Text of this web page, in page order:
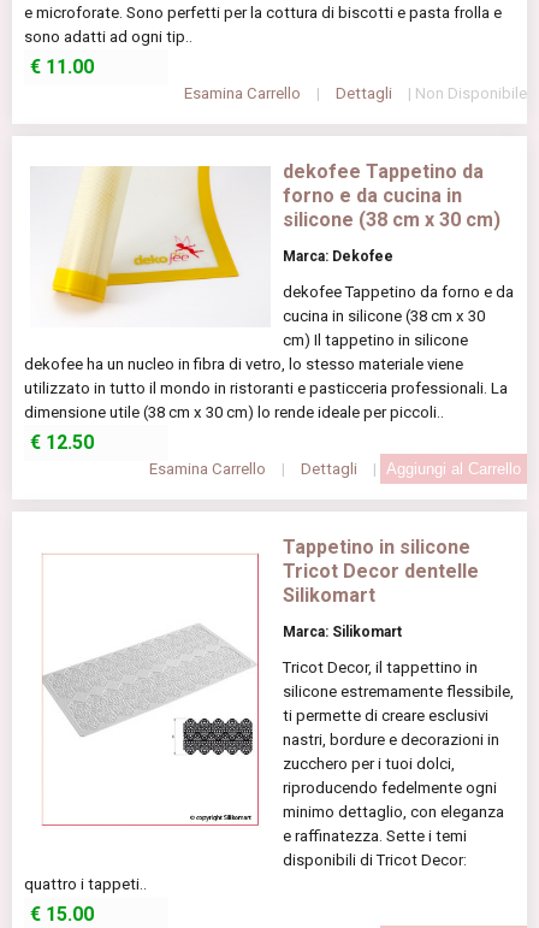
e microforate. Sono perfetti per la cottura di biscotti e pasta frolla e
sono adatti ad ogni tip..
€ 11.00
Esamina Carrello | Dettagli | Non Disponibile
dekofee Tappetino da
forno e da cucina in
silicone (38 cm x 30 cm)
Marca: Dekofee
dekofee Tappetino da forno e da
cucina in silicone (38 cm x 30
cm) Il tappetino in silicone
dekofee ha un nucleo in fibra di vetro, lo stesso materiale viene
utilizzato in tutto il mondo in ristoranti e pasticceria professionali. La
dimensione utile (38 cm x 30 cm) lo rende ideale per piccoli..
€ 12.50
Esamina Carrello | Dettagli |
Tappetino in silicone
Tricot Decor dentelle
Silikomart
Marca: Silikomart
Tricot Decor, il tappettino in
silicone estremamente flessibile,
ti permette di creare esclusivi
nastri, bordure e decorazioni in
zucchero per i tuoi dolci,
riproducendo fedelmente ogni
minimo dettaglio, con eleganza
e raffinatezza. Sette i temi
disponibili di Tricot Decor:
quattro i tappeti..
€ 15.00